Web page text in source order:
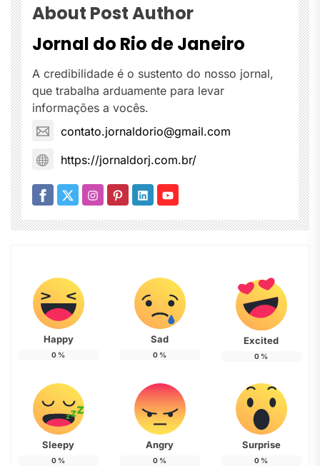
About Post Author
Jornal do Rio de Janeiro
A credibilidade é o sustento do nosso jornal,
que trabalha arduamente para levar
informações a vocês.
contato.jornaldorio@gmail.com
https://jornaldorj.com.br/
Happy
0 %
Sad
0 %
Excited
0 %
Sleepy
0 %
Angry
0 %
Surprise
0 %